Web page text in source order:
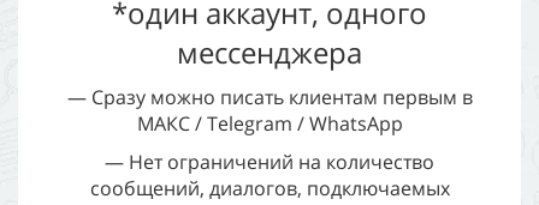
*один аккаунт, одного
мессенджера
— Сразу можно писать клиентам первым в
МАКС / Telegram / WhatsApp
— Нет ограничений на количество
сообщений, диалогов, подключаемых